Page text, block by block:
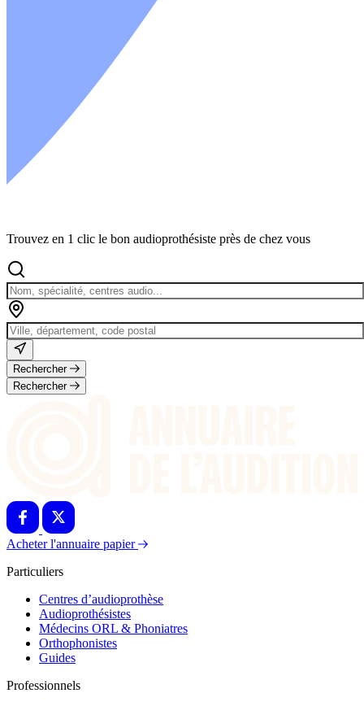
Trouvez en 1 clic le bon audioprothésiste près de chez vous
Rechercher
Rechercher
Acheter l'annuaire papier
Particuliers
Centres d’audioprothèse
Audioprothésistes
Médecins ORL & Phoniatres
Orthophonistes
Guides
Professionnels